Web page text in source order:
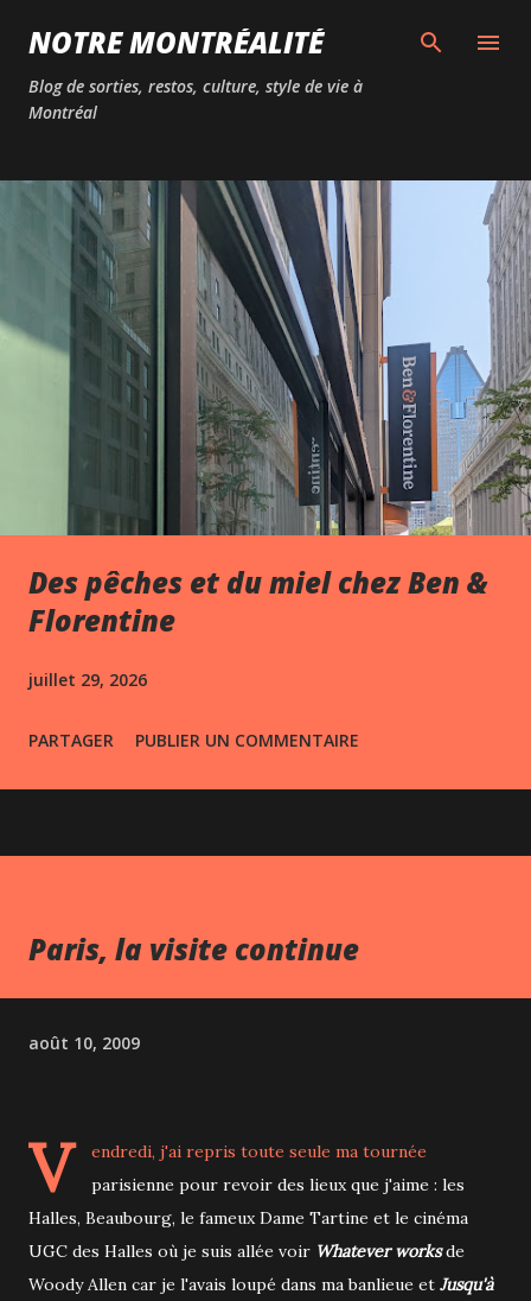
Passer au contenu principal
NOTRE MONTRÉALITÉ
Blog de sorties, restos, culture, style de vie à
Montréal
Des pêches et du miel chez Ben &
Florentine
juillet 29, 2026
PARTAGER PUBLIER UN COMMENTAIRE
Paris, la visite continue
août 10, 2009
V
endredi, j'ai repris toute seule ma tournée
parisienne pour revoir des lieux que j'aime : les
Halles, Beaubourg, le fameux Dame Tartine et le cinéma
UGC des Halles où je suis allée voir Whatever worksde
Woody Allen car je l'avais loupé dans ma banlieue et Jusqu'à